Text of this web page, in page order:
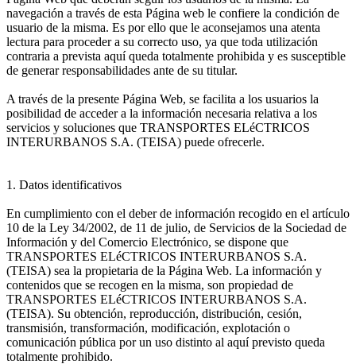
navegación a través de esta Página web le confiere la condición de
usuario de la misma. Es por ello que le aconsejamos una atenta
lectura para proceder a su correcto uso, ya que toda utilización
contraria a prevista aquí queda totalmente prohibida y es susceptible
de generar responsabilidades ante de su titular.
A través de la presente Página Web, se facilita a los usuarios la
posibilidad de acceder a la información necesaria relativa a los
servicios y soluciones que TRANSPORTES ELéCTRICOS
INTERURBANOS S.A. (TEISA) puede ofrecerle.
1. Datos identificativos
En cumplimiento con el deber de información recogido en el artículo
10 de la Ley 34/2002, de 11 de julio, de Servicios de la Sociedad de
Información y del Comercio Electrónico, se dispone que
TRANSPORTES ELéCTRICOS INTERURBANOS S.A.
(TEISA) sea la propietaria de la Página Web. La información y
contenidos que se recogen en la misma, son propiedad de
TRANSPORTES ELéCTRICOS INTERURBANOS S.A.
(TEISA). Su obtención, reproducción, distribución, cesión,
transmisión, transformación, modificación, explotación o
comunicación pública por un uso distinto al aquí previsto queda
totalmente prohibido.